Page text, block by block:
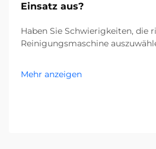
Einsatz aus?
Haben Sie Schwierigkeiten, die
Reinigungsmaschine
Anlage Ihre Entscheidung
Kosten und steigern Sie die
Mehr anzeigen